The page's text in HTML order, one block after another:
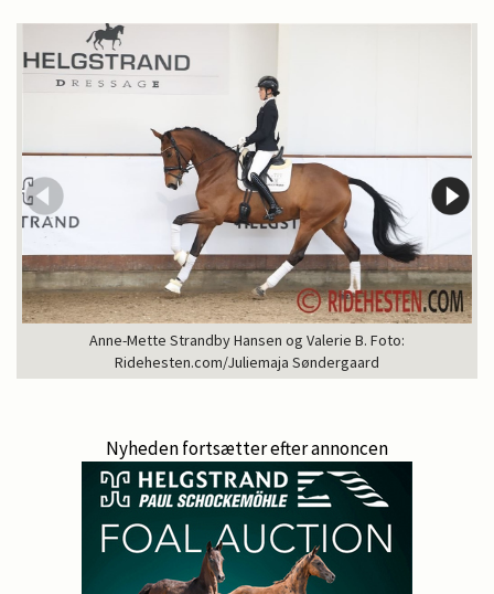
Anne-Mette Strandby Hansen og Valerie B. Foto:
Ridehesten.com/Juliemaja Søndergaard
Nyheden fortsætter efter annoncen